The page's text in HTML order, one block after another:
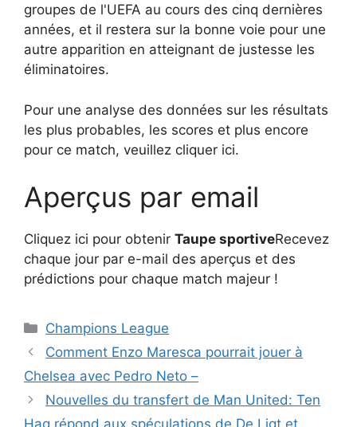
groupes de l'UEFA au cours des cinq dernières
années, et il restera sur la bonne voie pour une
autre apparition en atteignant de justesse les
éliminatoires.
Pour une analyse des données sur les résultats
les plus probables, les scores et plus encore
pour ce match, veuillez cliquer ici.
Aperçus par email
Cliquez ici pour obtenir Taupe sportiveRecevez
chaque jour par e-mail des aperçus et des
prédictions pour chaque match majeur !
Catégories
Champions League
Comment Enzo Maresca pourrait jouer à
Chelsea avec Pedro Neto –
Nouvelles du transfert de Man United: Ten